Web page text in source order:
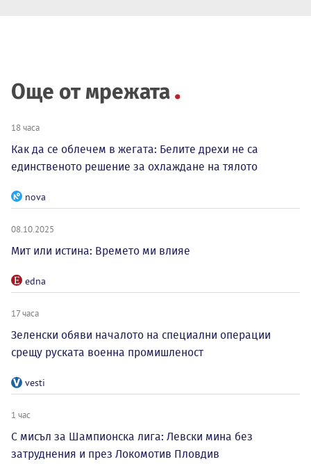
Още от мрежата
18 часа
Как да се облечем в жегата: Белите дрехи не са
единственото решение за охлаждане на тялото
nova
08.10.2025
Мит или истина: Времето ми влияе
edna
17 часа
Зеленски обяви началото на специални операции
срещу руската военна промишленост
vesti
1 час
С мисъл за Шампионска лига: Левски мина без
затруднения и през Локомотив Пловдив